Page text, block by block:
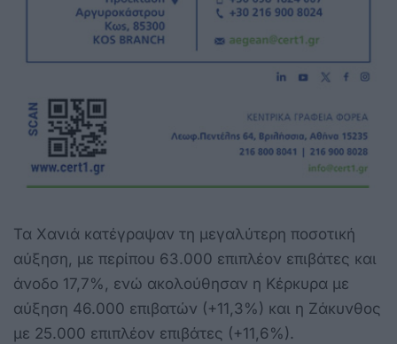
Τα Χανιά κατέγραψαν τη μεγαλύτερη ποσοτική
αύξηση, με περίπου 63.000 επιπλέον επιβάτες και
άνοδο 17,7%, ενώ ακολούθησαν η Κέρκυρα με
αύξηση 46.000 επιβατών (+11,3%) και η Ζάκυνθος
με 25.000 επιπλέον επιβάτες (+11,6%).